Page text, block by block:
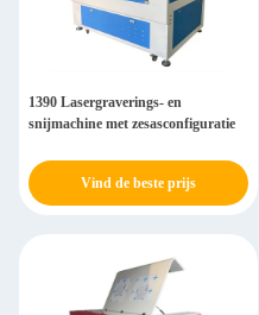
1390 Lasergraverings- en
snijmachine met zesasconfiguratie
Vind de beste prijs